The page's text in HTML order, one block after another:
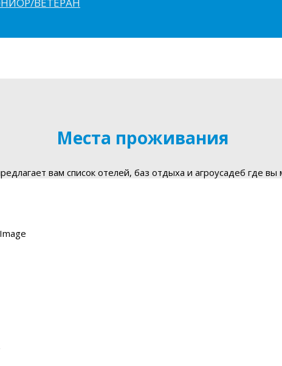
Места проживания
вам список отелей, баз отдыха и агроусадеб где